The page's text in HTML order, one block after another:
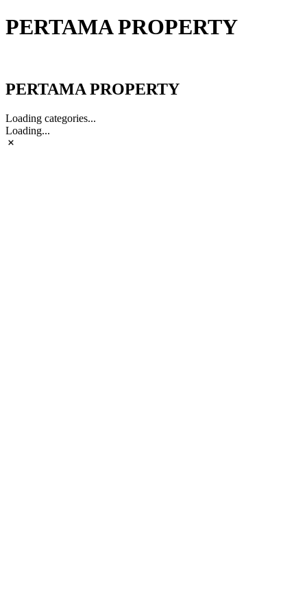
PERTAMA PROPERTY
PERTAMA PROPERTY
Loading categories...
Loading...